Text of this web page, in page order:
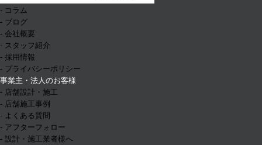
- コラム
- ブログ
- 会社概要
- スタッフ紹介
- 採用情報
- プライバシーポリシー
事業主・法人のお客様
- 店舗設計・施工
- 店舗施工事例
- よくある質問
- アフターフォロー
- 設計・施工業者様へ